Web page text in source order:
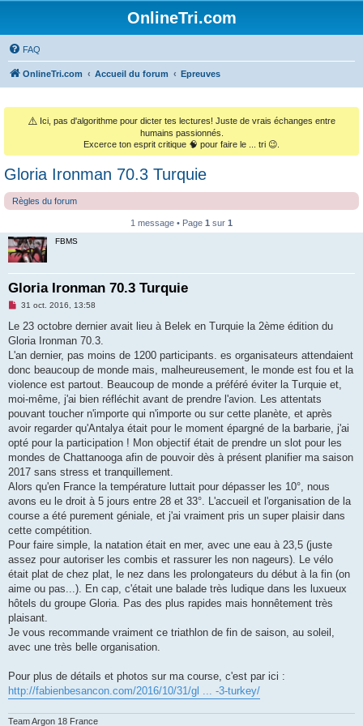
OnlineTri.com
FAQ
OnlineTri.com Accueil du forum Epreuves
⚠️ Ici, pas d'algorithme pour dicter tes lectures! Juste de vrais échanges entre
humains passionnés.
Excerce ton esprit critique 🧠 pour faire le ... tri 😉.
Gloria Ironman 70.3 Turquie
Règles du forum
1 message • Page 1 sur 1
FBMS
Gloria Ironman 70.3 Turquie
M
s
a
g
n
o
l
u
31 oct. 2016, 13:58
Le 23 octobre dernier avait lieu à Belek en Turquie la 2ème édition du
Gloria Ironman 70.3.
L'an dernier, pas moins de 1200 participants. es organisateurs attendaient
donc beaucoup de monde mais, malheureusement, le monde est fou et la
violence est partout. Beaucoup de monde a préféré éviter la Turquie et,
moi-même, j'ai bien réfléchit avant de prendre l'avion. Les attentats
pouvant toucher n'importe qui n'importe ou sur cette planète, et après
avoir regarder qu'Antalya était pour le moment épargné de la barbarie, j'ai
opté pour la participation ! Mon objectif était de prendre un slot pour les
mondes de Chattanooga afin de pouvoir dès à présent planifier ma saison
2017 sans stress et tranquillement.
Alors qu'en France la température luttait pour dépasser les 10°, nous
avons eu le droit à 5 jours entre 28 et 33°. L'accueil et l'organisation de la
course a été purement géniale, et j'ai vraiment pris un super plaisir dans
cette compétition.
Pour faire simple, la natation était en mer, avec une eau à 23,5 (juste
assez pour autoriser les combis et rassurer les non nageurs). Le vélo
était plat de chez plat, le nez dans les prolongateurs du début à la fin (on
aime ou pas...). En cap, c'était une balade très ludique dans les luxueux
hôtels du groupe Gloria. Pas des plus rapides mais honnêtement très
plaisant.
Je vous recommande vraiment ce triathlon de fin de saison, au soleil,
avec une très belle organisation.
Pour plus de détails et photos sur ma course, c'est par ici :
http://fabienbesancon.com/2016/10/31/gl ... -3-turkey/
Team Argon 18 France